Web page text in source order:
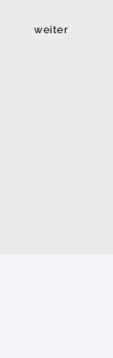
weiter